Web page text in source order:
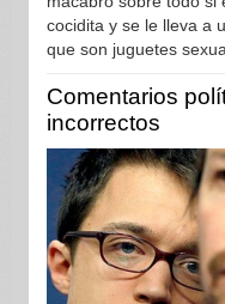
cocidita y se le lleva a
que son juguetes
Comentarios
incorrectos